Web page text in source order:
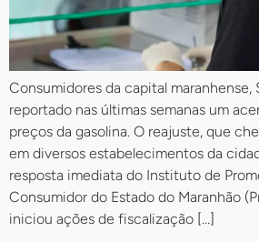
Consumidores da capital maranhense,
reportado nas últimas semanas um
preços da gasolina. O reajuste, que
em diversos estabelecimentos da
resposta imediata do Instituto de
Consumidor do Estado do Maranhão
iniciou ações de fiscalização […]